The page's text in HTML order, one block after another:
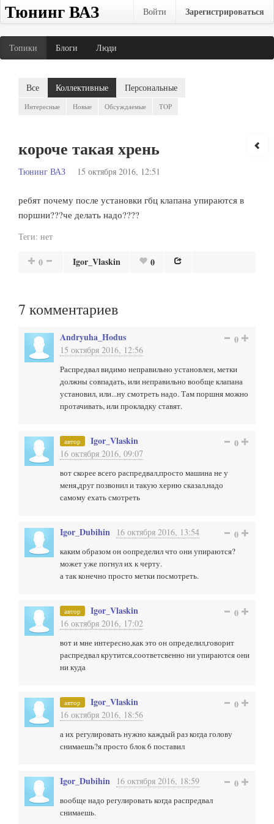
Тюнинг ВАЗ Войти Зарегистрироваться
Топики Блоги Люди
Все Коллективные Персональные
Интересные Новые Обсуждаемые TOP
короче такая хрень
Тюнинг ВАЗ 15 октября 2016, 12:51
ребят почему после установки гбц клапана упираются в
поршни???че делать надо????
Теги: нет
0 Igor_Vlaskin 0
7 комментариев
Andryuha_Hodus
15 октября 2016, 12:56
0
Распредвал видимо неправильно установлен, метки
должны совпадать, или неправильно вообще клапана
установил, или...ну смотреть надо. Там поршня можно
протачивать, или прокладку ставят.
автор Igor_Vlaskin
16 октября 2016, 09:07
0
вот скорее всего распредвал,просто машина не у
меня,друг позвонил и такую херню сказал,надо
самому ехать смотреть
Igor_Dubihin 16 октября 2016, 13:54 0
каким образом он оопределил что они упираются?
может уже погнул их к черту.
а так конечно просто метки посмотреть.
автор Igor_Vlaskin
16 октября 2016, 17:02
0
вот и мне интересно,как это он определил,говорит
распредвал крутится,соответсвенно ни упираются они
ни куда
автор Igor_Vlaskin
16 октября 2016, 18:56
0
а их регулировать нужно каждый раз когда голову
снимаешь?я просто блок 6 поставил
Igor_Dubihin 16 октября 2016, 18:59 0
вообще надо регулировать когда распредвал
снимаешь.